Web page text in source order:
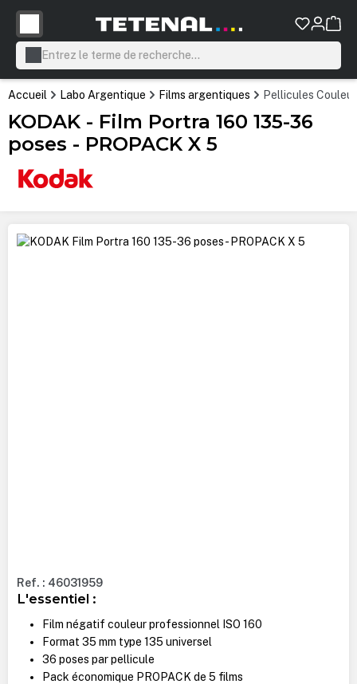
principal
Accueil Labo Argentique Films argentiques Pellicules Couleur
KODAK - Film Portra 160 135-36
poses - PROPACK X 5
Ignorer la galerie d'images
Ref. : 46031959
L'essentiel :
Film négatif couleur professionnel ISO 160
Format 35 mm type 135 universel
36 poses par pellicule
Pack économique PROPACK de 5 films